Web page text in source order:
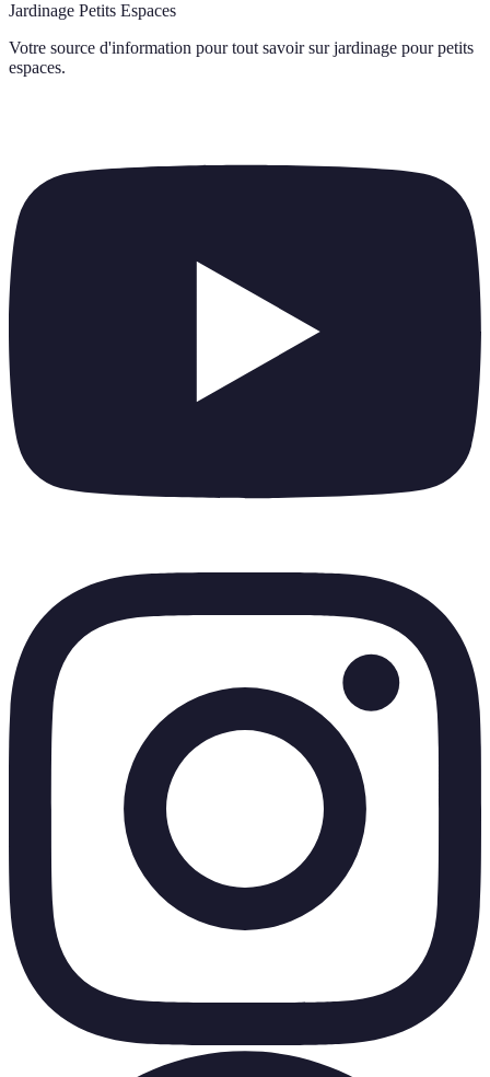
Jardinage Petits Espaces
Votre source d'information pour tout savoir sur jardinage pour petits
espaces.